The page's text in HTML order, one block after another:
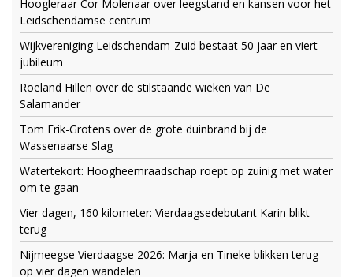
Hoogleraar Cor Molenaar over leegstand en kansen voor het
Leidschendamse centrum
Wijkvereniging Leidschendam-Zuid bestaat 50 jaar en viert
jubileum
Roeland Hillen over de stilstaande wieken van De
Salamander
Tom Erik-Grotens over de grote duinbrand bij de
Wassenaarse Slag
Watertekort: Hoogheemraadschap roept op zuinig met water
om te gaan
Vier dagen, 160 kilometer: Vierdaagsedebutant Karin blikt
terug
Nijmeegse Vierdaagse 2026: Marja en Tineke blikken terug
op vier dagen wandelen